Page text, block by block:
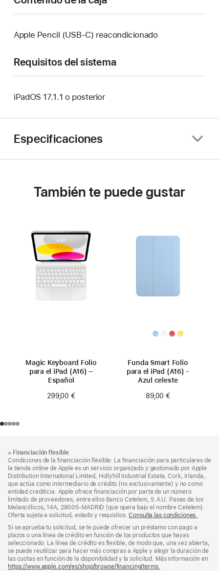
Apple Pencil (USB-C) reacondicionado
Requisitos del sistema
iPadOS 17.1.1 o posterior
Especificaciones
También te puede gustar
Magic Keyboard Folio
para el iPad (A16) –
Español
299,00 €
Funda Smart Folio
para el iPad (A16) -
Azul celeste
89,00 €
a
pie
de
página
al
pie
※ Financiación flexible
Condiciones de la financiación flexible: La financiación para particulares de
la tienda online de Apple es un servicio organizado y gestionado por Apple
Distribution International Limited, Hollyhill Industrial Estate, Cork, Irlanda,
que actúa como intermediario de crédito (no exclusivamente) y no como
entidad crediticia. Apple ofrece financiación por parte de un número
limitado de proveedores, entre ellos Banco Cetelem, S.A.U. Paseo de los
Melancólicos, 14A, 28005-MADRID (que opera bajo el nombre Cetelem).
Oferta sujeta a solicitud, estado y requisitos.Consulta las condiciones.
Si se aprueba tu solicitud, se te puede ofrecer un préstamo con pago a
plazos o una línea de crédito en función de los productos que hayas
seleccionado. La línea de crédito es flexible, de modo que, una vez abierta,
se puede reutilizar para hacer más compras a Apple y elegir la duración de
las cuotas en función de la disponibilidad y la solicitud. Más información en
https://www.apple.com/es/shop/browse/financing/terms.